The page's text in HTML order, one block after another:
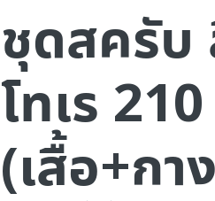
ชุดสครับ
โทเร
(เสื้อ+กา